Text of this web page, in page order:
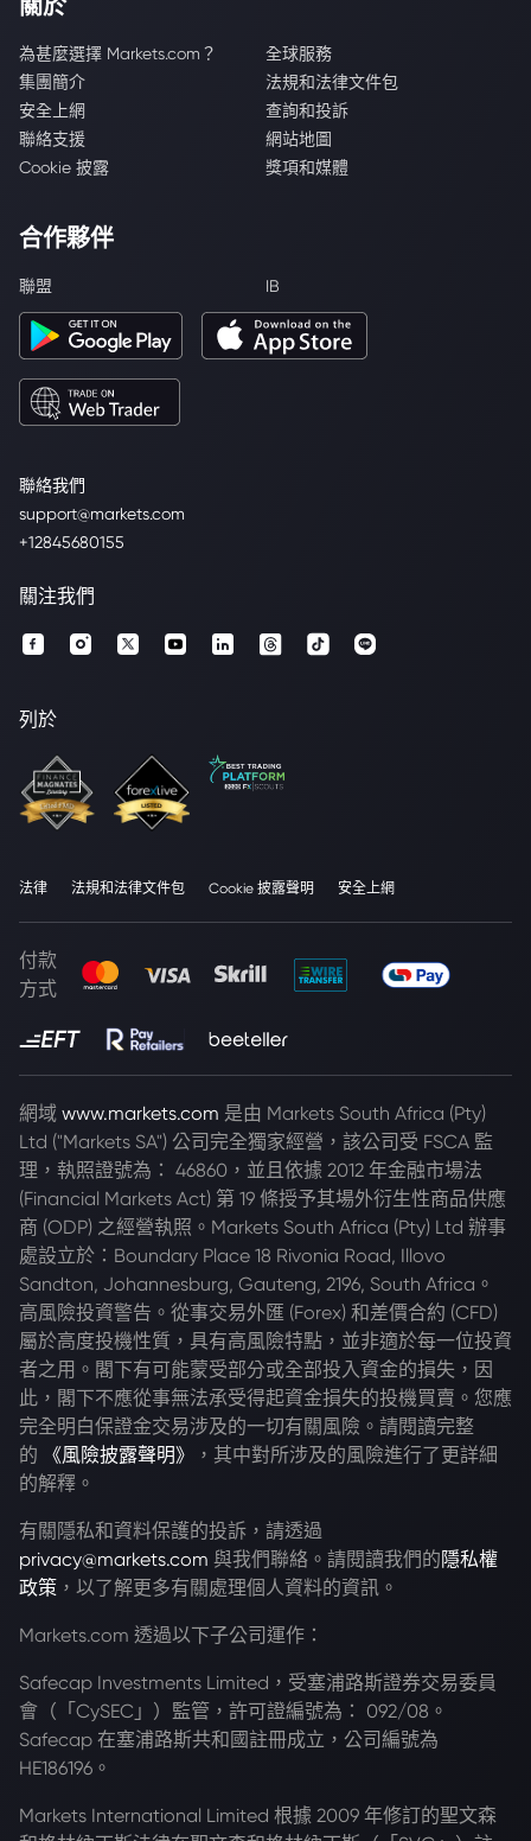
聯絡我們
support@markets.com
+12845680155
為甚麼選擇 Markets.com？
全球服務
集團簡介
法規和法律文件包
安全上網
查詢和投訴
聯絡支援
網站地圖
Cookie 披露
獎項和媒體
合作夥伴
聯盟 IB
關注我們
列於
法律 法規和法律文件包 Cookie 披露聲明 安全上網
付款
方式
網域 www.markets.com 是由 Markets South Africa (Pty)
Ltd ("Markets SA") 公司完全獨家經營，該公司受 FSCA 監
理，執照證號為： 46860，並且依據 2012 年金融市場法
(Financial Markets Act) 第 19 條授予其場外衍生性商品供應
商 (ODP) 之經營執照。Markets South Africa (Pty) Ltd 辦事
處設立於：Boundary Place 18 Rivonia Road, Illovo
Sandton, Johannesburg, Gauteng, 2196, South Africa。
高風險投資警告。從事交易外匯 (Forex) 和差價合約 (CFD)
屬於高度投機性質，具有高風險特點，並非適於每一位投資
者之用。閣下有可能蒙受部分或全部投入資金的損失，因
此，閣下不應從事無法承受得起資金損失的投機買賣。您應
完全明白保證金交易涉及的一切有關風險。請閱讀完整
的
《風險披露聲明》
，其中對所涉及的風險進行了更詳細
的解釋。
有關隱私和資料保護的投訴，請透過
privacy@markets.com 與我們聯絡。請閱讀我們的 隱私權
政策 ，以了解更多有關處理個人資料的資訊。
Markets.com 透過以下子公司運作：
Safecap Investments Limited，受塞浦路斯證券交易委員
會（「CySEC」）監管，許可證編號為： 092/08。
Safecap 在塞浦路斯共和國註冊成立，公司編號為
HE186196。
Markets International Limited 根據 2009 年修訂的聖文森